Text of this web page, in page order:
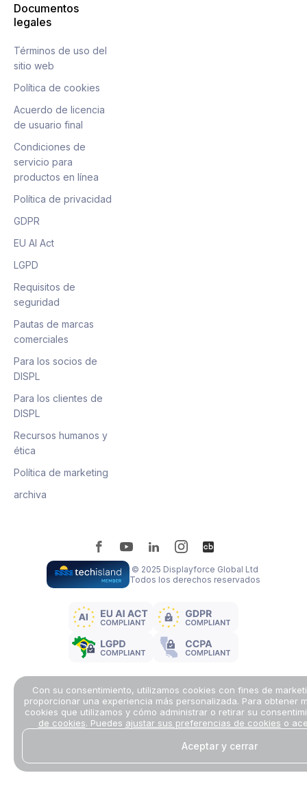
Documentos
legales
Términos de uso del
sitio web
Política de cookies
Acuerdo de licencia
de usuario final
Condiciones de
servicio para
productos en línea
Política de privacidad
GDPR
EU AI Act
LGPD
Requisitos de
seguridad
Pautas de marcas
comerciales
Para los socios de
DISPL
Para los clientes de
DISPL
Recursos humanos y
ética
Política de marketing
archiva
© 2025 Displayforce Global Ltd
Todos los derechos reservados
Con su consentimiento, utilizamos cookies con fines de
proporcionar una experiencia más personalizada. Para obtener
cookies que utilizamos y cómo administrar o retirar su
de cookies. Puedes ajustar sus preferencias de cookies o
Aceptar y cerrar